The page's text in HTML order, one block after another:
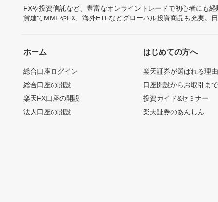
FXや投資信託など、豊富なオンライントレードで初心者にも
貨建てMMFやFX、海外ETFなどグローバル投資商品も充実。
ホーム
総合口座ログイン
総合口座の開設
楽天FX口座の開設
法人口座の開設
はじめての方へ
楽天証券が選ばれる理由
口座開設からお取引ま
投資ガイド&セミナー
楽天証券のあんしん